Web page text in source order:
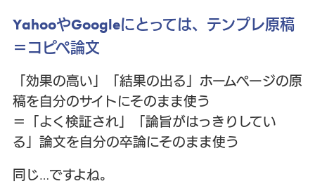
YahooやGoogleにとっては、テンプレ原稿
＝コピペ論文
「効果の高い」「結果の出る」ホームページの原
稿を自分のサイトにそのまま使う
＝「よく検証され」「論旨がはっきりしてい
る」論文を自分の卒論にそのまま使う
同じ…ですよね。